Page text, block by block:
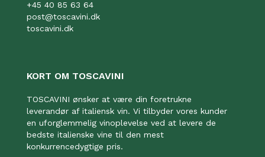
+45 40 85 63 64
post@toscavini.dk
toscavini.dk
KORT OM TOSCAVINI
TOSCAVINI ønsker at være din foretrukne
leverandør af italiensk vin. Vi tilbyder vores kunder
en uforglemmelig vinoplevelse ved at levere de
bedste italienske vine til den mest
konkurrencedygtige pris.